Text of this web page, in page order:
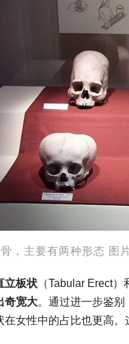
，主要有两种形态 图
立板状 （Tabular Erect）
奇宽大。通过进一步鉴
女性中的占比也更高